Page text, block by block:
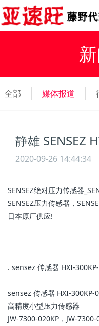
全部 媒体报道
静雄 SENSEZ
2020-09-26 14:44:34
SENSEZ绝对压力传感器
SENSEZ压力传感器，
日本原厂供应!
. sensez 传感器 HXI-
sensez 传感器 HXI-300KP-
高精度小型压力传感器
JW-7300-020KP，JW-